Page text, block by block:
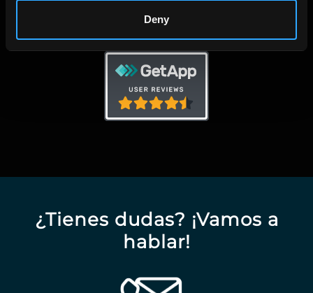
Deny
¿Tienes dudas? ¡Vamos a
hablar!